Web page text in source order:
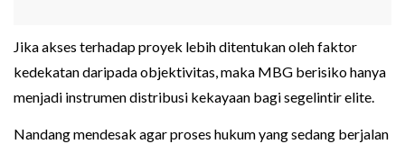
Jika akses terhadap proyek lebih ditentukan oleh faktor
kedekatan daripada objektivitas, maka MBG berisiko hanya
menjadi instrumen distribusi kekayaan bagi segelintir elite.
Nandang mendesak agar proses hukum yang sedang berjalan